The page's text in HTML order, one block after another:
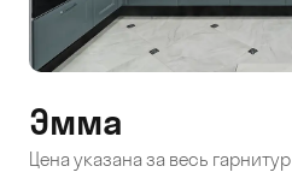
Эмма
Цена указана за весь гарнитур